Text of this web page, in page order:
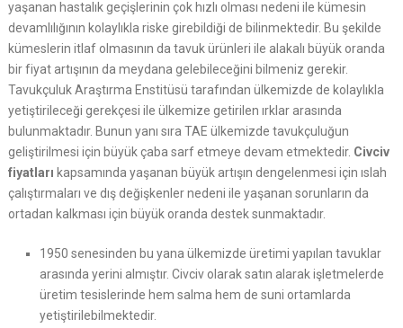
yaşanan hastalık geçişlerinin çok hızlı olması nedeni ile kümesin
devamlılığının kolaylıkla riske girebildiği de bilinmektedir. Bu şekilde
kümeslerin itlaf olmasının da tavuk ürünleri ile alakalı büyük oranda
bir fiyat artışının da meydana gelebileceğini bilmeniz gerekir.
Tavukçuluk Araştırma Enstitüsü tarafından ülkemizde de kolaylıkla
yetiştirileceği gerekçesi ile ülkemize getirilen ırklar arasında
bulunmaktadır. Bunun yanı sıra TAE ülkemizde tavukçuluğun
geliştirilmesi için büyük çaba sarf etmeye devam etmektedir. Civciv
fiyatları kapsamında yaşanan büyük artışın dengelenmesi için ıslah
çalıştırmaları ve dış değişkenler nedeni ile yaşanan sorunların da
ortadan kalkması için büyük oranda destek sunmaktadır.
1950 senesinden bu yana ülkemizde üretimi yapılan tavuklar
arasında yerini almıştır. Civciv olarak satın alarak işletmelerde
üretim tesislerinde hem salma hem de suni ortamlarda
yetiştirilebilmektedir.